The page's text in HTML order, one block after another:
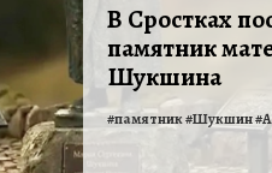
В Сростках
памятник
Шукшина
#памятник#Шукшин#